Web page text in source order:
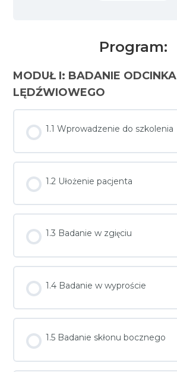
Program:
MODUŁ I: BADANIE ODCINKA
LĘDŹWIOWEGO
1.1 Wprowadzenie do szkolenia
1.2 Ułożenie pacjenta
1.3 Badanie w zgięciu
1.4 Badanie w wyproście
1.5 Badanie skłonu bocznego